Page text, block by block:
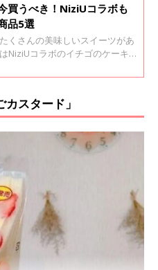
買うべき！NiziUコラボも
品5選
くさんの美味しいスイーツがあ
NiziUコラボのイチゴのケーキ
稿から、今話題のイチゴの商品
スタード」